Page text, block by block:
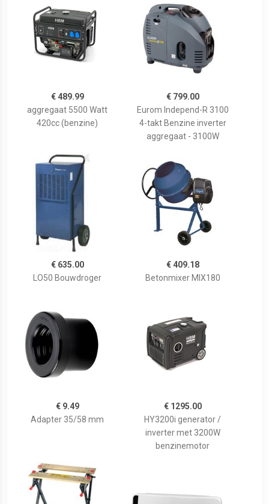
€ 489.99
aggregaat 5500 Watt
420cc (benzine)
€ 799.00
Eurom Independ-R 3100
4-takt Benzine inverter
aggregaat - 3100W
€ 635.00
LO50 Bouwdroger
€ 409.18
Betonmixer MIX180
€ 9.49
Adapter 35/58 mm
€ 1295.00
HY3200i generator /
inverter met 3200W
benzinemotor